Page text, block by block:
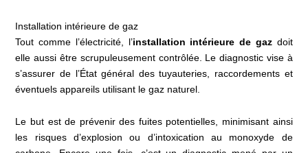
Installation intérieure de gaz
Tout comme l’électricité, l’installation intérieure de gazdoit
elle aussi être scrupuleusement contrôlée. Le diagnostic vise à
s’assurer de l’État général des tuyauteries, raccordements et
éventuels appareils utilisant le gaz naturel.
Le but est de prévenir des fuites potentielles, minimisant ainsi
les risques d’explosion ou d’intoxication au monoxyde de